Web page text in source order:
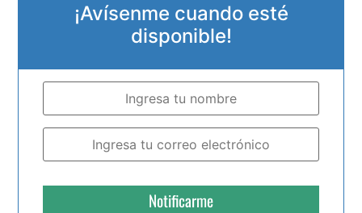
¡Avísenme cuando esté
disponible!
Notificarme